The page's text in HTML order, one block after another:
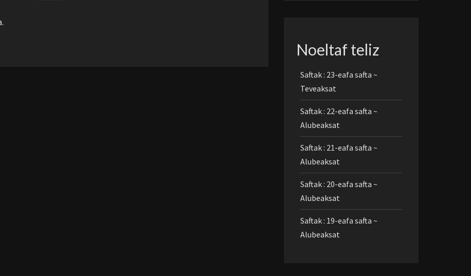
Noeltaf teliz
Saftak : 23-eafa safta ~
Teveaksat
Saftak : 22-eafa safta ~
Alubeaksat
Saftak : 21-eafa safta ~
Alubeaksat
Saftak : 20-eafa safta ~
Alubeaksat
Saftak : 19-eafa safta ~
Alubeaksat